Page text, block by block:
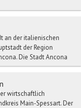
an der italienischen
der Region
Die Stadt Ancona
wirtschaftlich
Main-Spessart. Der